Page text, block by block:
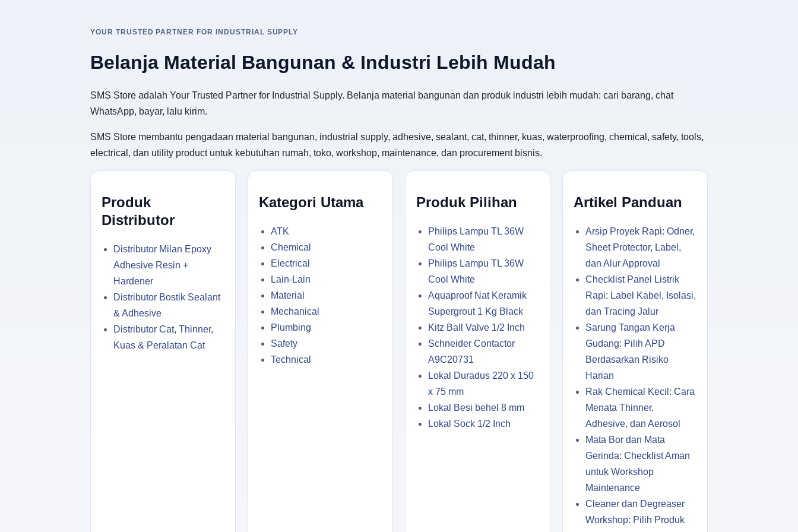
YOUR TRUSTED PARTNER FOR INDUSTRIAL SUPPLY
Belanja Material Bangunan & Industri Lebih Mudah
SMS Store adalah Your Trusted Partner for Industrial Supply. Belanja material bangunan dan produk industri lebih mudah: cari barang, chat
WhatsApp, bayar, lalu kirim.
SMS Store membantu pengadaan material bangunan, industrial supply, adhesive, sealant, cat, thinner, kuas, waterproofing, chemical, safety, tools,
electrical, dan utility product untuk kebutuhan rumah, toko, workshop, maintenance, dan procurement bisnis.
Produk
Distributor
Distributor Milan Epoxy
Adhesive Resin +
Hardener
Distributor Bostik Sealant
& Adhesive
Distributor Cat, Thinner,
Kuas & Peralatan Cat
Kategori Utama
ATK
Chemical
Electrical
Lain-Lain
Material
Mechanical
Plumbing
Safety
Technical
Produk Pilihan
Philips Lampu TL 36W
Cool White
Philips Lampu TL 36W
Cool White
Aquaproof Nat Keramik
Supergrout 1 Kg Black
Kitz Ball Valve 1/2 Inch
Schneider Contactor
A9C20731
Lokal Duradus 220 x 150
x 75 mm
Lokal Besi behel 8 mm
Lokal Sock 1/2 Inch
Artikel Panduan
Arsip Proyek Rapi: Odner,
Sheet Protector, Label,
dan Alur Approval
Checklist Panel Listrik
Rapi: Label Kabel, Isolasi,
dan Tracing Jalur
Sarung Tangan Kerja
Gudang: Pilih APD
Berdasarkan Risiko
Harian
Rak Chemical Kecil: Cara
Menata Thinner,
Adhesive, dan Aerosol
Mata Bor dan Mata
Gerinda: Checklist Aman
untuk Workshop
Maintenance
Cleaner dan Degreaser
Workshop: Pilih Produk